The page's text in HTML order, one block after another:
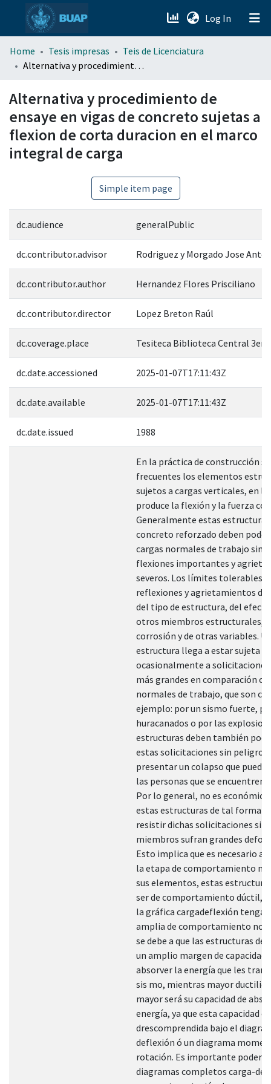
Log In (current)
menu.section.about_menu
Home Tesis impresas
Teis de Licenciatura
Alternativa y procedimiento de ensaye en vigas de concreto sujetas a flexion de corta duracion en el marco integral de carga
Alternativa y procedimiento de
ensaye en vigas de concreto sujetas a
flexion de corta duracion en el marco
integral de carga
Simple item page
dc.audience generalPublic
dc.contributor.advisor Rodriguez y Morgado Jose
dc.contributor.author Hernandez Flores Prisciliano
dc.contributor.director Lopez Breton Raúl
dc.coverage.place Tesiteca Biblioteca Central 3er.
dc.date.accessioned 2025-01-07T17:11:43Z
dc.date.available 2025-01-07T17:11:43Z
dc.date.issued 1988
En la práctica de construcción
frecuentes los elementos
sujetos a cargas verticales, en
produce la flexión y la fuerza
Generalmente estas
concreto reforzado deben
cargas normales de trabajo sin
flexiones importantes y
severos. Los límites tolerables
reflexiones y agrietamientos
del tipo de estructura, del
otros miembros estructurales,
corrosión y de otras variables.
estructura llega a estar sujeta
ocasionalmente a
más grandes en comparación
normales de trabajo, que son
ejemplo: por un sismo fuerte,
huracanados o por las
estructuras deben también
estas solicitaciones sin peligro
presentar un colapso que pueda
las personas que se encuentren
Por lo general, no es
estas estructuras de tal forma
resistir dichas solicitaciones sin
miembros sufran grandes
Esto implica que es necesario
la etapa de comportamiento no
sus elementos, estas
ser de comportamiento dúctil, ó
la gráfica cargadeflexión tenga
amplia de comportamiento no
se debe a que las estructuras
un amplio margen de capacidad,
absorver la energía que les
sis mo, mientras mayor
mayor será su capacidad de
energía, ya que esta capacidad
drescomprendida bajo el
deflexión ó un diagrama
rotación. Es importante poder
diagramas completos carga-